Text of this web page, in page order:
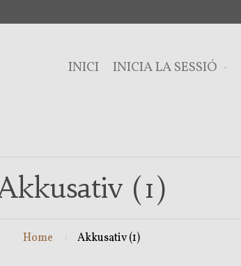
INICI INICIA LA SESSIÓ
(1)
Home Akkusativ (1)